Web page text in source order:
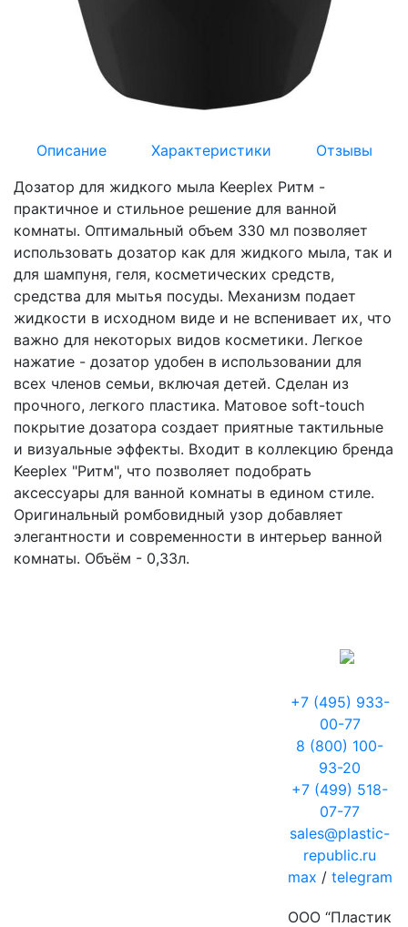
Описание Характеристики
Отзывы
Дозатор для жидкого мыла Keeplex Ритм -
практичное и стильное решение для ванной
комнаты. Оптимальный объем 330 мл позволяет
использовать дозатор как для жидкого мыла, так и
для шампуня, геля, косметических средств,
средства для мытья посуды. Механизм подает
жидкости в исходном виде и не вспенивает их, что
важно для некоторых видов косметики. Легкое
нажатие - дозатор удобен в использовании для
всех членов семьи, включая детей. Сделан из
прочного, легкого пластика. Матовое soft-touch
покрытие дозатора создает приятные тактильные
и визуальные эффекты. Входит в коллекцию бренда
Keeplex "Ритм", что позволяет подобрать
аксессуары для ванной комнаты в едином стиле.
Оригинальный ромбовидный узор добавляет
элегантности и современности в интерьер ванной
комнаты. Объём - 0,33л.
+7 (495) 933-
00-77
8 (800) 100-
93-20
+7 (499) 518-
07-77
sales@plastic-
republic.ru
max / telegram
ООО “Пластик